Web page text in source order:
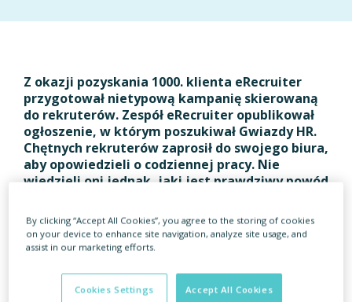
Z okazji pozyskania 1000. klienta eRecruiter
przygotował nietypową kampanię skierowaną
do rekruterów. Zespół eRecruiter opublikował
ogłoszenie, w którym poszukiwał Gwiazdy HR.
Chętnych rekruterów zaprosił do swojego biura,
aby opowiedzieli o codziennej pracy. Nie
wiedzieli oni jednak, jaki jest prawdziwy powód
Postanowiliśmy nagrać wideo, podczas którego
nasi klienci odpowiedzą na pytania dotyczące
wypowiedzi były spontaniczne i oddawały ducha
współpracy z nami. Nie bylibyśmy jednak sobą,
By clicking “Accept All Cookies”, you agree to the storing of cookies
on your device to enhance site navigation, analyze site usage, and
assist in our marketing efforts.
Accept All Cookies
Cookies Settings